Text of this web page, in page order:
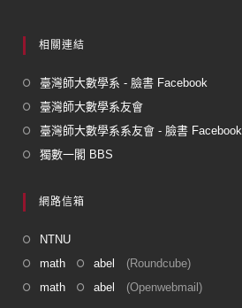
相關連結
臺灣師大數學系 - 臉書 Facebook
臺灣師大數學系友會
臺灣師大數學系系友會 - 臉書 Facebook
獨數一閣 BBS
網路信箱
NTNU
math
abel
(Roundcube)
math
abel (Openwebmail)